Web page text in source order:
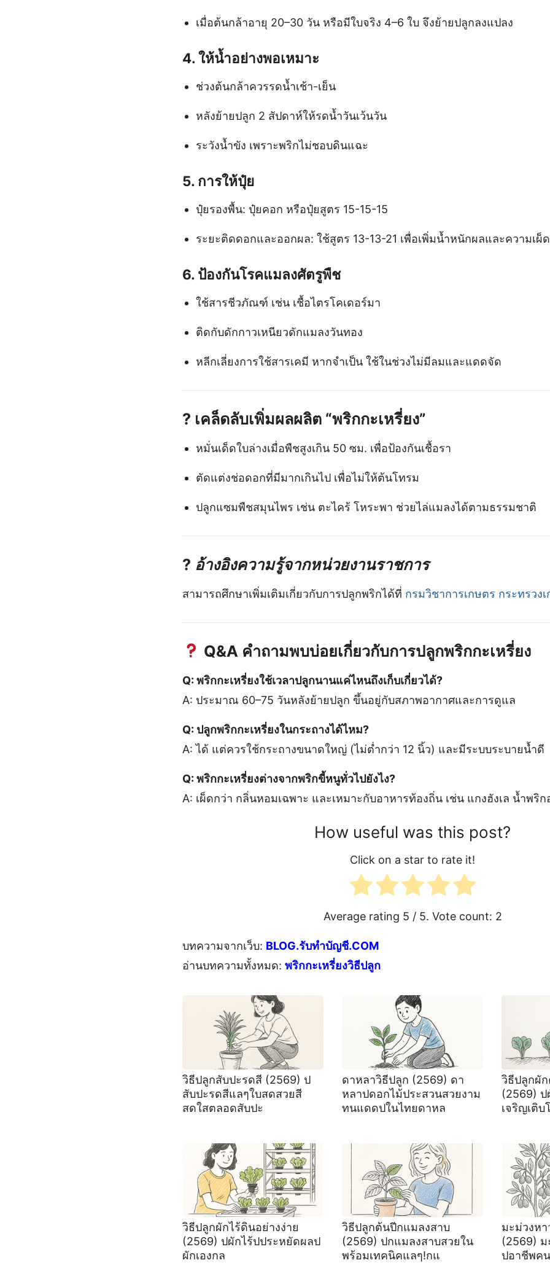
เมื่อต้นกล้าอายุ 20–30 วัน หรือมีใบจริง 4–6 ใบ จึงย้ายปลูกลงแปลง
4.ให้น้ำอย่างพอเหมาะ
ช่วงต้นกล้าควรรดน้ำเช้า-เย็น
หลังย้ายปลูก 2 สัปดาห์ให้รดน้ำวันเว้นวัน
ระวังน้ำขัง เพราะพริกไม่ชอบดินแฉะ
5. การให้ปุ๋ย
ปุ๋ยรองพื้น: ปุ๋ยคอก หรือปุ๋ยสูตร 15-15-15
ระยะติดดอกและออกผล: ใช้สูตร 13-13-21 เพื่อเพิ่มน้ำหนักผลและความเผ็ด
6. ป้องกันโรคแมลงศัตรูพืช
ใช้สารชีวภัณฑ์ เช่น เชื้อไตรโคเดอร์มา
ติดกับดักกาวเหนียวดักแมลงวันทอง
หลีกเลี่ยงการใช้สารเคมี หากจำเป็น ใช้ในช่วงไม่มีลมและแดดจัด
?️ เคล็ดลับเพิ่มผลผลิต “พริกกะเหรี่ยง”
หมั่นเด็ดใบล่างเมื่อพืชสูงเกิน 50 ซม. เพื่อป้องกันเชื้อรา
ตัดแต่งช่อดอกที่มีมากเกินไป เพื่อไม่ให้ต้นโทรม
ปลูกแซมพืชสมุนไพร เช่น ตะไคร้ โหระพา ช่วยไล่แมลงได้ตามธรรมชาติ
? อ้างอิงความรู้จากหน่วยงานราชการ
สามารถศึกษาเพิ่มเติมเกี่ยวกับการปลูกพริกได้ที่ กรมวิชาการเกษตร กระทรว
Q&A คำถามพบบ่อยเกี่ยวกับการปลูกพริกกะเหรี่ยง
Q: พริกกะเหรี่ยงใช้เวลาปลูกนานแค่ไหนถึงเก็บเกี่ยวได้?
A: ประมาณ 60–75 วันหลังย้ายปลูก ขึ้นอยู่กับสภาพอากาศและการดูแล
Q: ปลูกพริกกะเหรี่ยงในกระถางได้ไหม?
A: ได้ แต่ควรใช้กระถางขนาดใหญ่ (ไม่ต่ำกว่า 12 นิ้ว) และมีระบบระบายน้ำดี
Q: พริกกะเหรี่ยงต่างจากพริกขี้หนูทั่วไปยังไง?
A: เผ็ดกว่า กลิ่นหอมเฉพาะ และเหมาะกับอาหารท้องถิ่น เช่น แกงฮังเล น้ำพริก
How useful was this post?
Click on a star to rate it!
Average rating 5 / 5. Vote count: 2
บทความจากเว็บ: BLOG.รับทำบัญชี.COM
อ่านบทความทั้งหมด: พริกกะเหรี่ยงวิธีปลูก
วิธีปลูกสับปะรดสี (2569) ป
สับปะรดสีแลๆใบสดสวยสี
สดใสตลอดสับปะ
ดาหลาวิธีปลูก (2569) ดา
หลาปดอกไม้ประสวนสวยงาม
ทนแดดปในไทยดาหล
วิธีปลูกผั
(2569) ป
เจริญเติบ
วิธีปลูกผักไร้ดินอย่างง่าย
(2569) ปผักไร้ปประหยัดผลป
ผักเองกล
วิธีปลูกต้นปีกแมลงสาบ
(2569) ปกแมลงสาบสวยใน
พร้อมเทคนิคแลๆ!กแ
มะม่วงห
(2569) ม
ปอาชีพค